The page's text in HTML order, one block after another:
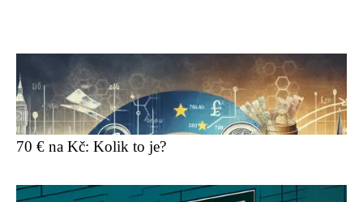
70 € na Kč: Kolik to je?